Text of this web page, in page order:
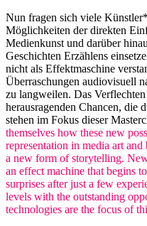
Nun fragen sich viele
Möglichkeiten der direkten
Medienkunst und darüber
Geschichten Erzählens
nicht als Effektmaschine
Überraschungen audiovisuell
zu langweilen. Das
herausragenden Chancen, die
stehen im Fokus dieser
themselves how these new
representation in media art
a new form of storytelling.
an effect machine that begins
surprises after just a few
levels with the outstanding
technologies are the focus of